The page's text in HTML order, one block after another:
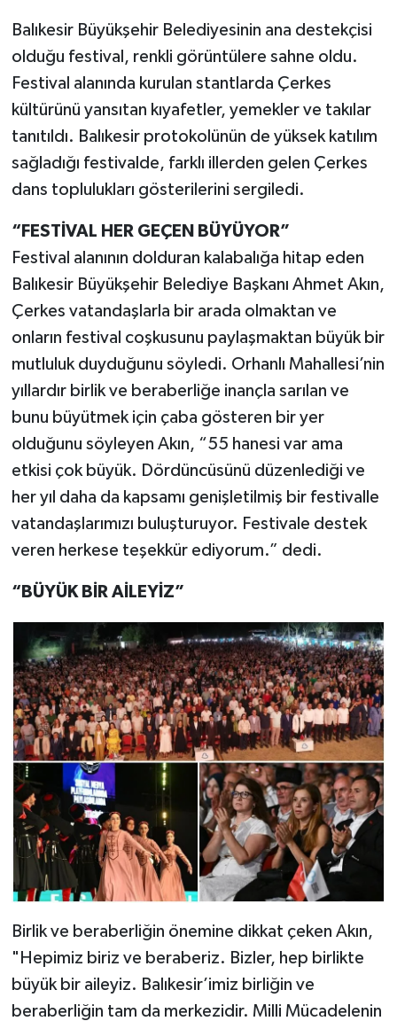
Balıkesir Büyükşehir Belediyesinin ana destekçisi
olduğu festival, renkli görüntülere sahne oldu.
Festival alanında kurulan stantlarda Çerkes
kültürünü yansıtan kıyafetler, yemekler ve takılar
tanıtıldı. Balıkesir protokolünün de yüksek katılım
sağladığı festivalde, farklı illerden gelen Çerkes
dans toplulukları gösterilerini sergiledi.
“FESTİVAL HER GEÇEN BÜYÜYOR”
Festival alanının dolduran kalabalığa hitap eden
Balıkesir Büyükşehir Belediye Başkanı Ahmet Akın,
Çerkes vatandaşlarla bir arada olmaktan ve
onların festival coşkusunu paylaşmaktan büyük bir
mutluluk duyduğunu söyledi. Orhanlı Mahallesi’nin
yıllardır birlik ve beraberliğe inançla sarılan ve
bunu büyütmek için çaba gösteren bir yer
olduğunu söyleyen Akın, “55 hanesi var ama
etkisi çok büyük. Dördüncüsünü düzenlediği ve
her yıl daha da kapsamı genişletilmiş bir festivalle
vatandaşlarımızı buluşturuyor. Festivale destek
veren herkese teşekkür ediyorum.” dedi.
“BÜYÜK BİR AİLEYİZ”
Birlik ve beraberliğin önemine dikkat çeken Akın,
"Hepimiz biriz ve beraberiz. Bizler, hep birlikte
büyük bir aileyiz. Balıkesir’imiz birliğin ve
beraberliğin tam da merkezidir. Milli Mücadelenin